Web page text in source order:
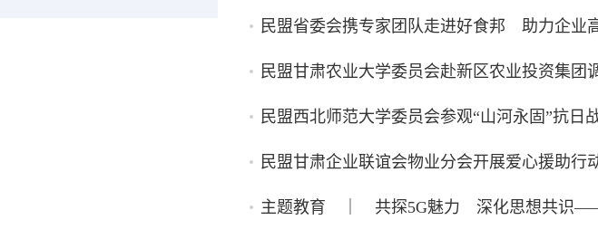
民盟省委会携专家团队走进好食邦 助力企业
民盟甘肃农业大学委员会赴新区农业投资集团
民盟西北师范大学委员会参观“山河永固”抗日
民盟甘肃企业联谊会物业分会开展爱心援助行
主题教育 ｜ 共探5G魅力 深化思想共识——